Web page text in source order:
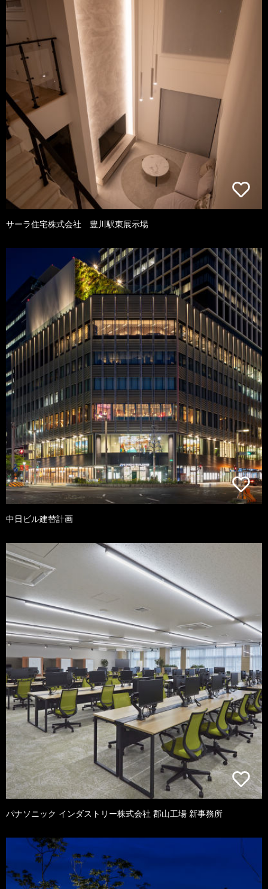
サーラ住宅株式会社 豊川駅東展示場
中日ビル建替計画
パナソニック インダストリー株式会社 郡山工場 新事務所